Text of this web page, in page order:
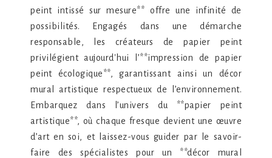
peint intissé sur mesure** offre une infinité de
possibilités. Engagés dans une démarche
responsable, les créateurs de papier peint
privilégient aujourd'hui l’**impression de papier
peint écologique**, garantissant ainsi un décor
mural artistique respectueux de l’environnement.
Embarquez dans l’univers du **papier peint
artistique**, où chaque fresque devient une œuvre
d’art en soi, et laissez-vous guider par le savoir-
faire des spécialistes pour un **décor mural